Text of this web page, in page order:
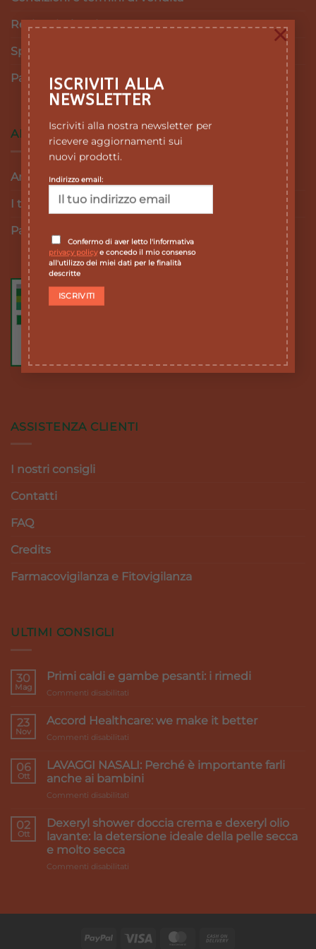
ISCRIVITI ALLA
NEWSLETTER
Iscriviti alla nostra newsletter per
ricevere aggiornamenti sui
nuovi prodotti.
Indirizzo email:
Confermo di aver letto l'informativa
privacy policye concedo il mio consenso
all'utilizzo dei miei dati per le finalità
descritte
×
Resi e Rimborsi
Spedizioni
Pagamenti
AREA RISERVATA
Area personale
I tuoi ordini
Password dimenticata
ASSISTENZA CLIENTI
I nostri consigli
Contatti
FAQ
Credits
Farmacovigilanza e Fitovigilanza
ULTIMI CONSIGLI
30
Mag
Primi caldi e gambe pesanti: i rimedi
Commenti disabilitati
e
i
rimedi
23
Nov
Accord Healthcare: we make it better
Commenti disabilitati
Healthcare:
we
make
06
Ott
LAVAGGI NASALI: Perché è importante farli
anche ai bambini
Commenti disabilitati
NASALI:
Perché
è
02
Ott
Dexeryl shower doccia crema e dexeryl olio
lavante: la detersione ideale della pelle secca
e molto secca
Commenti disabilitati
crema
dexeryl